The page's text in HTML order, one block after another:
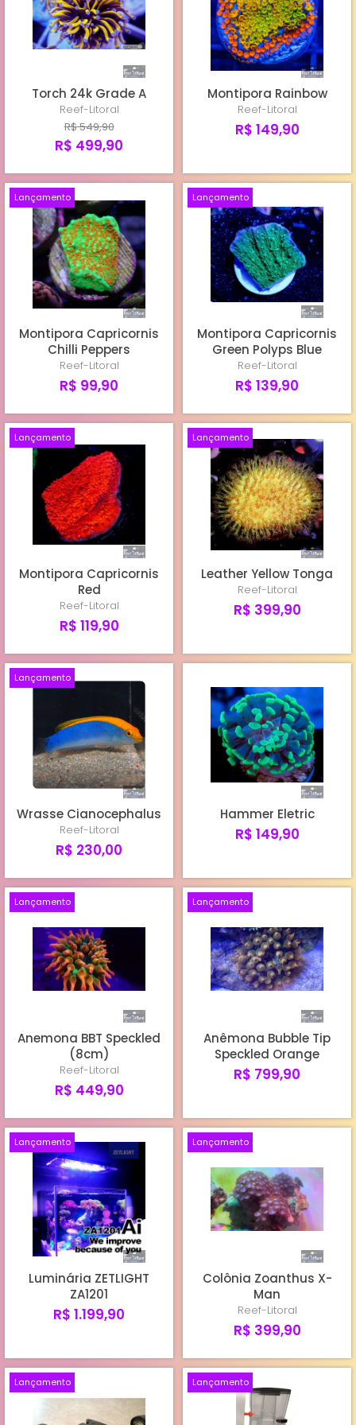
TORCHS CULTIVO REEF-LITORAL
HAMMERS
Torch 24k Grade A
Reef-Litoral
R$ 549,90
R$ 499,90
Montipora Rainbow
Reef-Litoral
R$ 149,90
Lançamento
Montipora Capricornis
Chilli Peppers
Reef-Litoral
R$ 99,90
Lançamento
Montipora Capricornis
Green Polyps Blue
Reef-Litoral
R$ 139,90
Lançamento
Montipora Capricornis
Red
Reef-Litoral
R$ 119,90
Lançamento
Leather Yellow Tonga
Reef-Litoral
R$ 399,90
Lançamento
Wrasse Cianocephalus
Reef-Litoral
R$ 230,00
Hammer Eletric
R$ 149,90
Lançamento
Anemona BBT Speckled
(8cm)
Reef-Litoral
R$ 449,90
Lançamento
Anêmona Bubble Tip
Speckled Orange
R$ 799,90
Lançamento
Luminária ZETLIGHT
ZA1201
R$ 1.199,90
Lançamento
Colônia Zoanthus X-
Man
Reef-Litoral
R$ 399,90
Lançamento Lançamento